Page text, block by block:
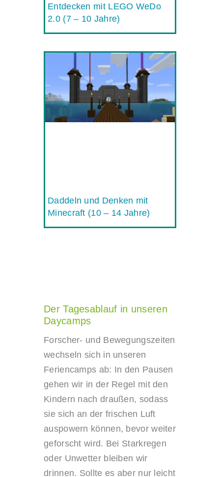
Entdecken mit LEGO WeDo
2.0 (7 – 10 Jahre)
Daddeln und Denken mit
Minecraft (10 – 14 Jahre)
Der Tagesablauf in unseren
Daycamps
Forscher- und Bewegungszeiten
wechseln sich in unseren
Feriencamps ab: In den Pausen
gehen wir in der Regel mit den
Kindern nach draußen, sodass
sie sich an der frischen Luft
auspowern können, bevor weiter
geforscht wird. Bei Starkregen
oder Unwetter bleiben wir
drinnen. Sollte es aber nur leicht